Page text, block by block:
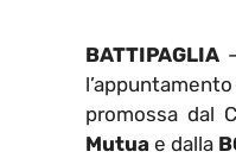
BATTIPAGLIA
promossa dal
Mutua e dalla